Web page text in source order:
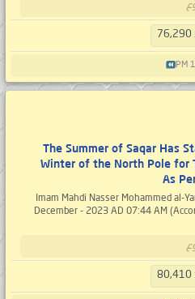
The Summer of Saqar Has
Winter of the North Pole for
As
Imam Mahdi Nasser Mohammed al-
December - 2023 AD 07:44 AM